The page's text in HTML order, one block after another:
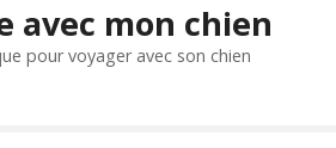
avec mon chien
pour voyager avec son chien